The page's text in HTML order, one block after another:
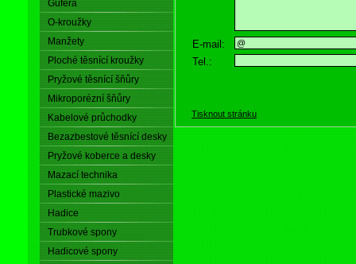
Gufera
O-kroužky
Manžety
Ploché těsnící kroužky
Pryžové těsnící šňůry
Mikroporézní šňůry
Kabelové průchodky
Bezazbestové těsnící desky
Pryžové koberce a desky
Mazací technika
Plastické mazivo
Hadice
Trubkové spony
Hadicové spony
E-mail:
Tel.:
Tisknout stránku